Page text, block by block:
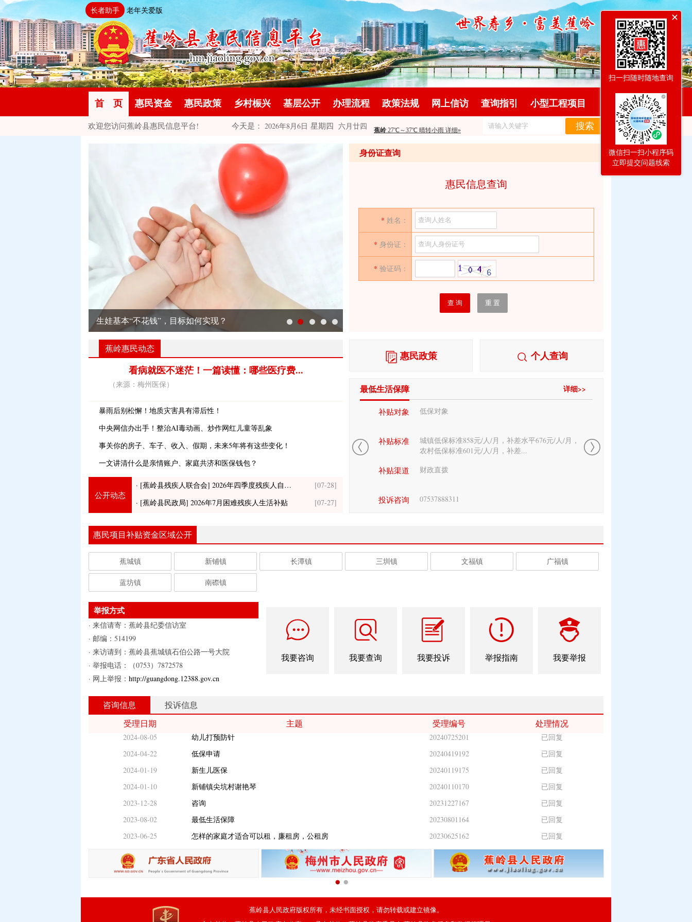
长者助手 老年关爱版
首 页 惠民资金 惠民政策 乡村桭兴 基层公开 办理流程 政策法规 网上信访 查询指引 小型工程项目
欢迎您访问蕉岭县惠民信息平台! 今天是： 2026年8月6日 星期四 六月廿四
生娃基本“不花钱”，目标如何实现？
身份证查询
惠民信息查询
* 姓名：
* 身份证：
* 验证码：
惠民政策 个人查询
最低生活保障 详细>>
补贴对象 低保对象
补贴标准
城镇低保标准858元/人/月，补差水平676元/人/月，
农村低保标准601元/人/月，补差...
补贴渠道 财政直拨
投诉咨询 07537888311
蕉岭惠民动态
看病就医不迷茫！一篇读懂：哪些医疗费...
（来源：梅州医保）
暴雨后别松懈！地质灾害具有滞后性！
中央网信办出手！整治AI毒动画、炒作网红儿童等乱象
事关你的房子、车子、收入、假期，未来5年将有这些变化！
一文讲清什么是亲情账户、家庭共济和医保钱包？
公开动态
[蕉岭县残疾人联合会] 2026年四季度残疾人自主创业就业
[07-28]
[蕉岭县民政局] 2026年7月困难残疾人生活补贴
[07-27]
·[蕉岭县医疗保障局]
·[蕉岭县医疗保障局]2026年12月困难群众医疗救助
[07-24]
·[蕉岭县医疗保障局]2026年12月城乡居民医保零星报销
[07-24]
·[蕉岭县残疾人联合会]2026年四季度残疾人自主创业就业
·[蕉岭县民政局]2026年7月困难残疾人生活补贴
·[蕉岭县民政局]2026年7月重度残疾人护理补贴
·[蕉岭县医疗保障局] 2026年12月困难群众医疗救助
[蕉岭县医疗保障局]
惠民项目补贴资金区域公开
蕉城镇 新铺镇 长潭镇 三圳镇 文福镇 广福镇
蓝坊镇 南磜镇
举报方式
· 来信请寄：蕉岭县纪委信访室
· 邮编：514199
· 来访请到：蕉岭县蕉城镇石伯公路一号大院
· 举报电话：（0753）7872578
· 网上举报： http://guangdong.12388.gov.cn
我要咨询 我要查询 我要投诉 举报指南 我要举报
咨询信息
投诉信息
受理日期
主题 受理编号 处理情况
2026-06-25 纯二妇补贴
2025-04-21
寻找亲戚
2025-03-19
20250314216
已回复
2024-08-05
幼儿打预防针 20240725201
已回复
2024-04-22
低保申请 20240419192
已回复
2024-01-19
新生儿医保 20240119175
已回复
2024-01-10
新铺镇尖坑村谢艳琴 20240110170
已回复
2023-12-28
咨询 20231227167
已回复
2023-08-02
最低生活保障 20230801164
已回复
2023-06-25
怎样的家庭才适合可以租，廉租房，公租房 20230625162
已回复
20260616232
已回复
2025-04-21
寻找亲戚 20250420218
已回复
2024-08-05
幼儿打预防针 20240725201
已回复
20240419192
扫一扫随时随地查询
微信扫一扫小程序码
立即提交问题线索
蕉岭县人民政府版权所有，未经书面授权，请勿转载或建立镜像。